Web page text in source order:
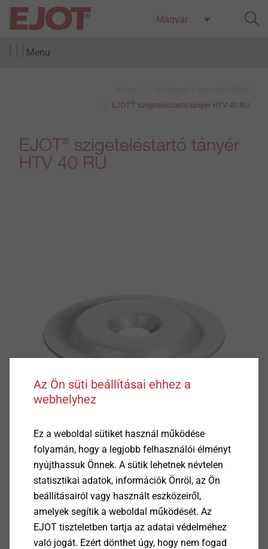
Menu
EJOT® szigeteléstartó tányér HTV 40 RU
EJOT® szigeteléstartó tányér
HTV 40 RU
Termékadatok
Az Ön süti beállításai ehhez a
webhelyhez
Ez a weboldal sütiket használ működése
folyamán, hogy a legjobb felhasználói élményt
nyújthassuk Önnek. A sütik lehetnek névtelen
statisztikai adatok, információk Önröl, az Ön
beállításairól vagy használt eszközeiről,
amelyek segítik a weboldal működését. Az
EJOT tiszteletben tartja az adatai védelméhez
való jogát. Ezért dönthet úgy, hogy nem fogad